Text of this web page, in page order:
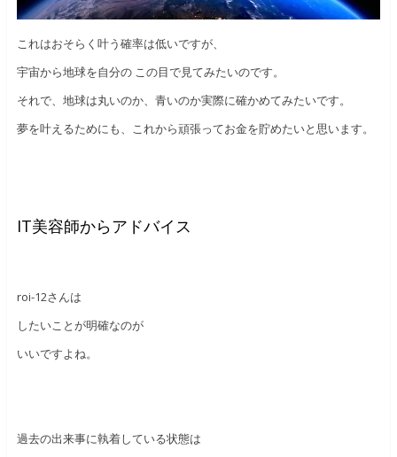
これはおそらく叶う確率は低いですが、
宇宙から地球を自分の この目で見てみたいのです。
それで、地球は丸いのか、青いのか実際に確かめてみたいです。
夢を叶えるためにも、これから頑張ってお金を貯めたいと思います。
IT美容師からアドバイス
roi-12さんは
したいことが明確なのが
いいですよね。
過去の出来事に執着している状態は